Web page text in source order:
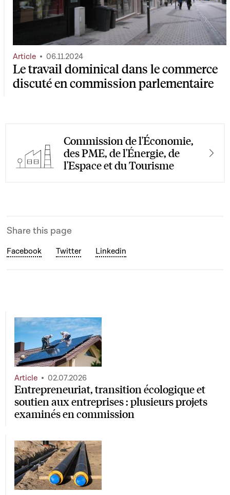
Le travail dominical dans le commerce
discuté en commission parlementaire
Article 06.11.2024
Commission de l'Économie,
des PME, de l'Énergie, de
l'Espace et du Tourisme
Share this page
Facebook Twitter Linkedin
Entrepreneuriat, transition écologique et
soutien aux entreprises : plusieurs projets
examinés en commission
Article 02.07.2026